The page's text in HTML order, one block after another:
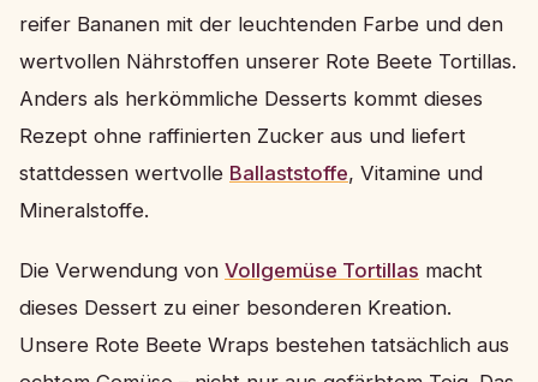
reifer Bananen mit der leuchtenden Farbe und den
wertvollen Nährstoffen unserer Rote Beete Tortillas.
Anders als herkömmliche Desserts kommt dieses
Rezept ohne raffinierten Zucker aus und liefert
stattdessen wertvolle Ballaststoffe, Vitamine und
Mineralstoffe.
Die Verwendung von Vollgemüse Tortillas macht
dieses Dessert zu einer besonderen Kreation.
Unsere Rote Beete Wraps bestehen tatsächlich aus